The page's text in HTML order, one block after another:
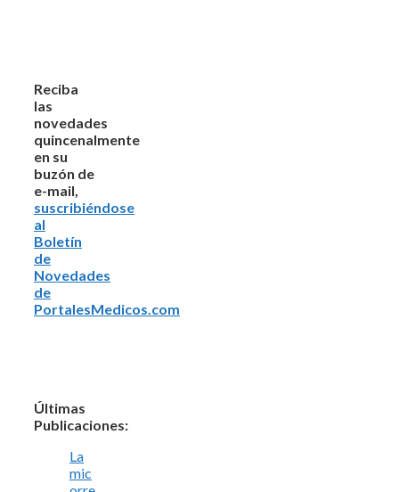
Reciba
las
novedades
quincenalmente
en su
buzón de
e-mail,
suscribiéndose
al
Boletín
de
Novedades
de
PortalesMedicos.com
Últimas
Publicaciones:
La
mic